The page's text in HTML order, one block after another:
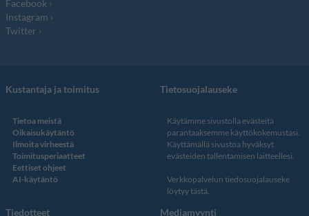
Facebook
Instagram
Twitter
Kustantaja ja toimitus
Tietoa meistä
Oikaisukäytäntö
Ilmoita virheestä
Toimitusperiaatteet
Eettiset ohjeet
AI-käytäntö
Tietosuojalauseke
Käytämme sivustolla evästeitä
parantaaksemme käyttökokemustasi.
Käyttämällä sivustoa hyväksyt
evästeiden tallentamisen laitteellesi.
Verkkopalvelun tiedosuojalauseke
löytyy tästä.
Tiedotteet Mediamyynti